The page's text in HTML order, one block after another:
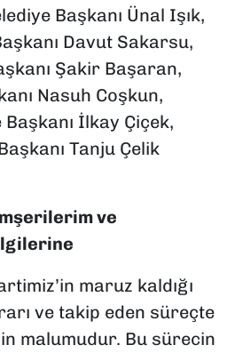
Başkanı Ünal Işık,
Davut Sakarsu,
Şakir Başaran,
Nasuh Coşkun,
İlkay Çiçek,
Tanju Çelik
ve
maruz kaldığı
ve takip eden süreçte
malumudur. Bu sürecin